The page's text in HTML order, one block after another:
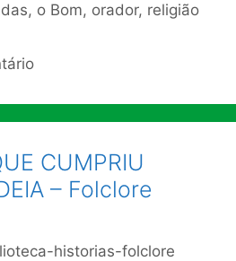
, o Bom, orador, religião
CUMPRIU
– Folclore
historias-folclore